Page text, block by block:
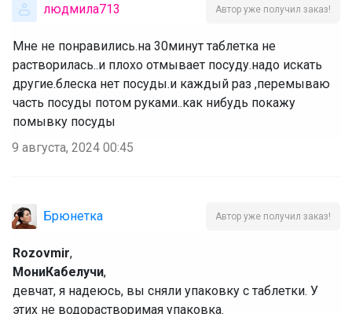
людмила713 Автор уже получил заказ!
Мне не понравились.на 30минут таблетка не
растворилась..и плохо отмывает посуду.надо искать
другие.блеска нет посуды.и каждый раз ,перемываю
часть посуды потом руками..как нибудь покажу
помывку посуды
9 августа, 2024 00:45
Брюнетка Автор уже получил заказ!
Rozovmir,
МониКабелучи,
девчат, я надеюсь, вы сняли упаковку с таблетки. У
этих не водорастворимая упаковка.